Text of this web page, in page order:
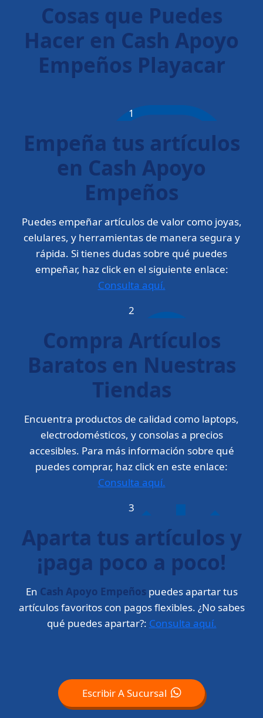
Cosas que Puedes
Hacer en Cash Apoyo
Empeños Playacar
1
Empeña tus artículos
en Cash Apoyo
Empeños
Puedes empeñar artículos de valor como joyas,
celulares, y herramientas de manera segura y
rápida. Si tienes dudas sobre qué puedes
empeñar, haz click en el siguiente enlace:
Consulta aquí.
2
Compra Artículos
Baratos en Nuestras
Tiendas
Encuentra productos de calidad como laptops,
electrodomésticos, y consolas a precios
accesibles. Para más información sobre qué
puedes comprar, haz click en este enlace:
Consulta aquí.
3
Aparta tus artículos y
¡paga poco a poco!
En Cash Apoyo Empeñospuedes apartar tus
artículos favoritos con pagos flexibles. ¿No sabes
qué puedes apartar?: Consulta aquí.
Escribir A Sucursal